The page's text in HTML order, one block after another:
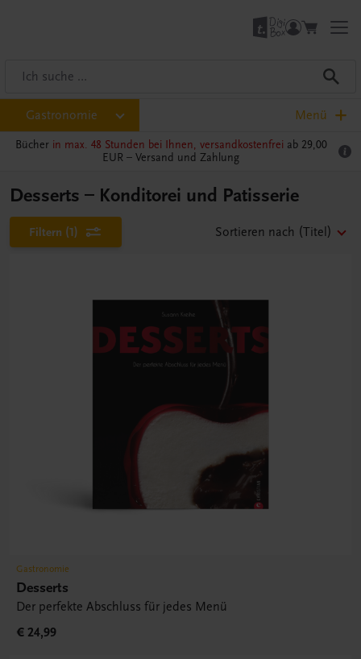
Gastronomie Menü
Bücher in max. 48 Stunden bei Ihnen, versandkostenfrei ab 29,00
EUR – Versand und Zahlung
Desserts – Konditorei und Patisserie
Filtern (1) Sortieren nach (Titel)
Gastronomie
Desserts
Der perfekte Abschluss für jedes Menü
€ 24,99